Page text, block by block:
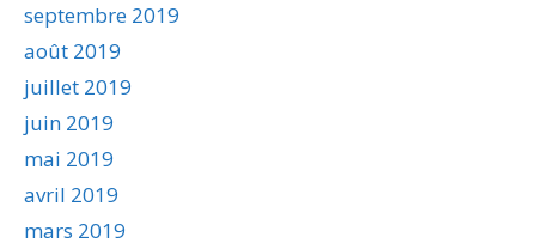
septembre 2019
août 2019
juillet 2019
juin 2019
mai 2019
avril 2019
mars 2019